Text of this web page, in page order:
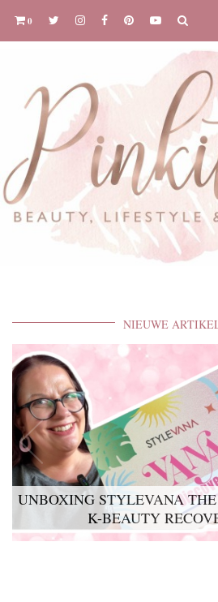
0
NIEUWE
UNBOXING STYLEVANA
K-BEAUTY